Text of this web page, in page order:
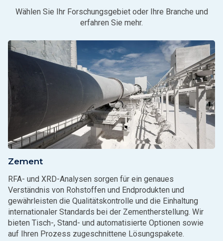
Wählen Sie Ihr Forschungsgebiet oder Ihre Branche und
erfahren Sie mehr.
Zement
RFA- und XRD-Analysen sorgen für ein genaues
Verständnis von Rohstoffen und Endprodukten und
gewährleisten die Qualitätskontrolle und die Einhaltung
internationaler Standards bei der Zementherstellung. Wir
bieten Tisch-, Stand- und automatisierte Optionen sowie
auf Ihren Prozess zugeschnittene Lösungspakete.